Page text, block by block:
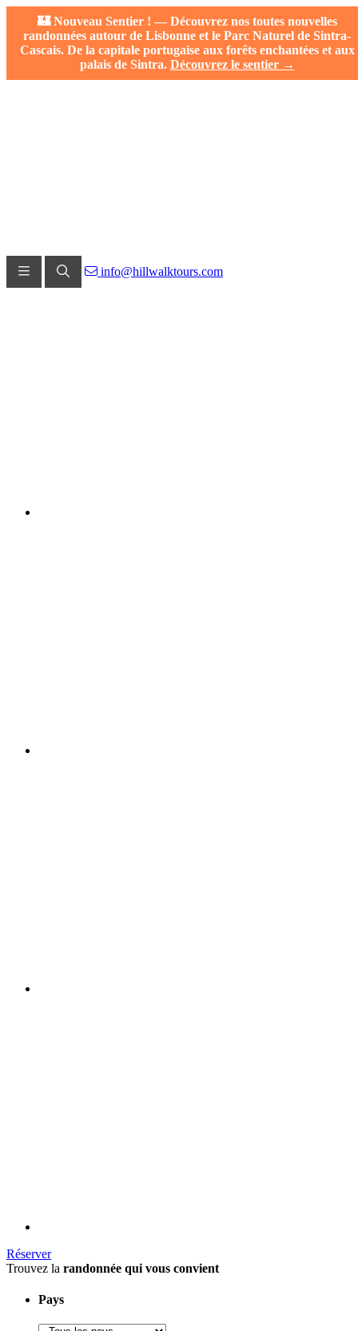
🏰 Nouveau Sentier ! — Découvrez nos toutes nouvelles
randonnées autour de Lisbonne et le Parc Naturel de Sintra-
Cascais. De la capitale portugaise aux forêts enchantées et aux
palais de Sintra. Découvrez le sentier →
info@hillwalktours.com
Réserver
Trouvez la randonnée qui vous convient
Pays